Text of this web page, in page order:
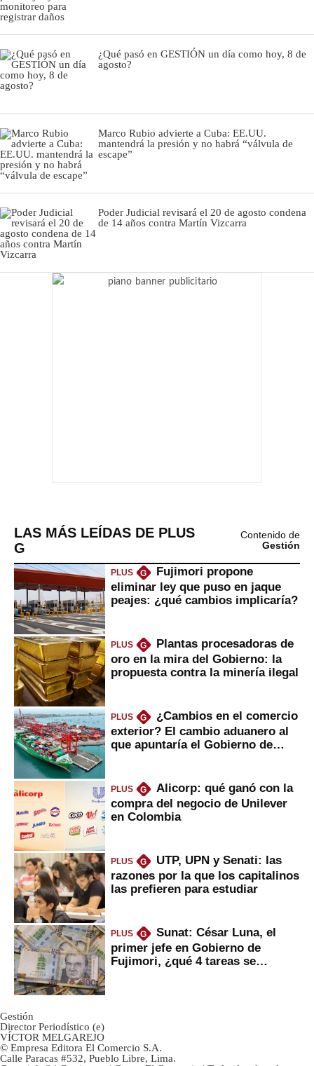
¿Qué pasó en GESTIÓN un día como hoy, 8 de
agosto?
Marco Rubio advierte a Cuba: EE.UU.
mantendrá la presión y no habrá “válvula de
escape”
Poder Judicial revisará el 20 de agosto condena
de 14 años contra Martín Vizcarra
LAS MÁS LEÍDAS DE PLUS
G
Contenido de
Gestión
PLUS G
Fujimori propone
eliminar ley que puso en jaque
peajes: ¿qué cambios implicaría?
PLUS G
Plantas procesadoras de
oro en la mira del Gobierno: la
propuesta contra la minería ilegal
PLUS G
¿Cambios en el comercio
exterior? El cambio aduanero al
que apuntaría el Gobierno de
PLUS G
Alicorp: qué ganó con la
compra del negocio de Unilever
en Colombia
PLUS G
UTP, UPN y Senati: las
razones por la que los capitalinos
las prefieren para estudiar
PLUS G
Sunat: César Luna, el
primer jefe en Gobierno de
Fujimori, ¿qué 4 tareas se
Gestión
Director Periodístico (e)
VÍCTOR MELGAREJO
© Empresa Editora El Comercio S.A.
Calle Paracas #532, Pueblo Libre, Lima.